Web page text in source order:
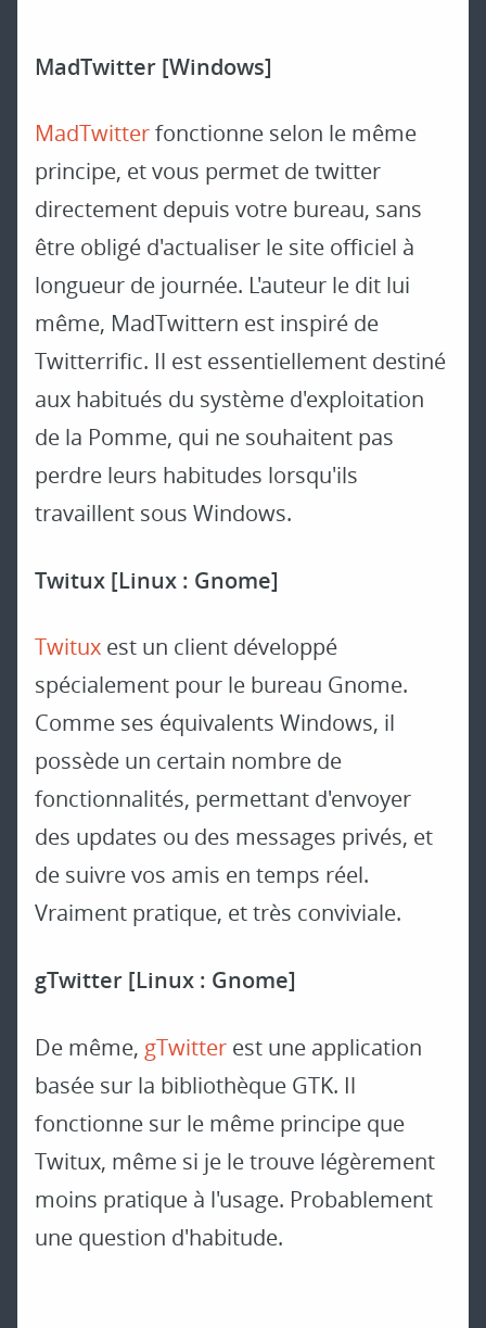
MadTwitter [Windows]
MadTwitterfonctionne selon le même
principe, et vous permet de twitter
directement depuis votre bureau, sans
être obligé d'actualiser le site officiel à
longueur de journée. L'auteur le dit lui
même, MadTwittern est inspiré de
Twitterrific. Il est essentiellement destiné
aux habitués du système d'exploitation
de la Pomme, qui ne souhaitent pas
perdre leurs habitudes lorsqu'ils
travaillent sous Windows.
Twitux [Linux : Gnome]
Twitux est un client développé
spécialement pour le bureau Gnome.
Comme ses équivalents Windows, il
possède un certain nombre de
fonctionnalités, permettant d'envoyer
des updates ou des messages privés, et
de suivre vos amis en temps réel.
Vraiment pratique, et très conviviale.
gTwitter [Linux : Gnome]
De même, gTwitter est une application
basée sur la bibliothèque GTK. Il
fonctionne sur le même principe que
Twitux, même si je le trouve légèrement
moins pratique à l'usage. Probablement
une question d'habitude.